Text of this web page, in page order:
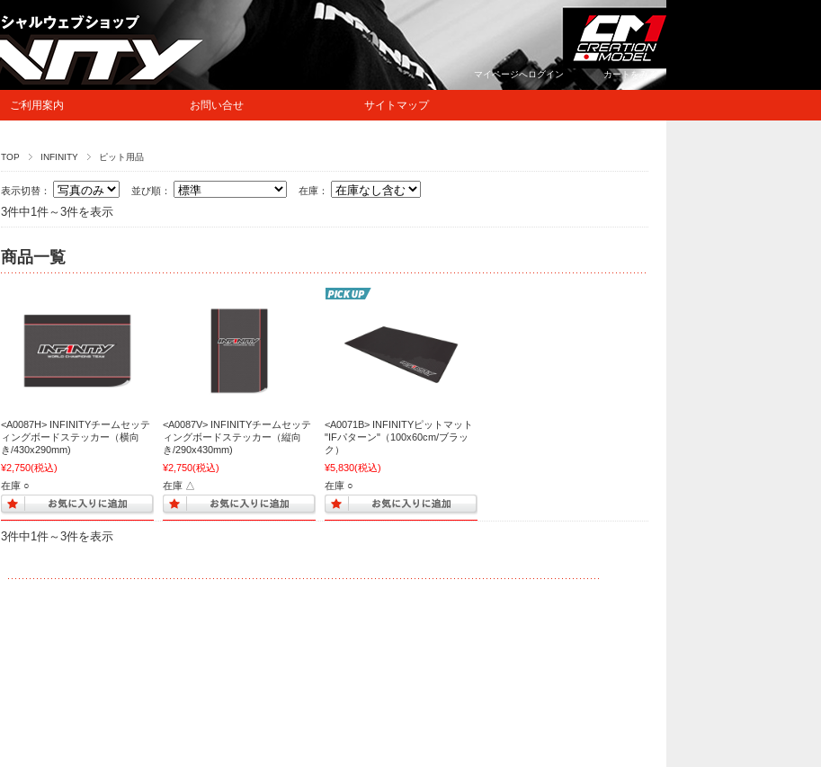
マイページへログイン カートをみる
ご利用案内 お問い合せ サイトマップ
TOP INFINITY ピット用品
表示切替： 並び順： 在庫：
3件中1件～3件を表示
商品一覧
<A0087H> INFINITYチームセッテ
ィングボードステッカー（横向
き/430x290mm)
¥2,750(税込)
在庫 ○
<A0087V> INFINITYチームセッテ
ィングボードステッカー（縦向
き/290x430mm)
¥2,750(税込)
在庫 △
<A0071B> INFINITYピットマット
"IFパターン"（100x60cm/ブラッ
ク）
¥5,830(税込)
在庫 ○
3件中1件～3件を表示